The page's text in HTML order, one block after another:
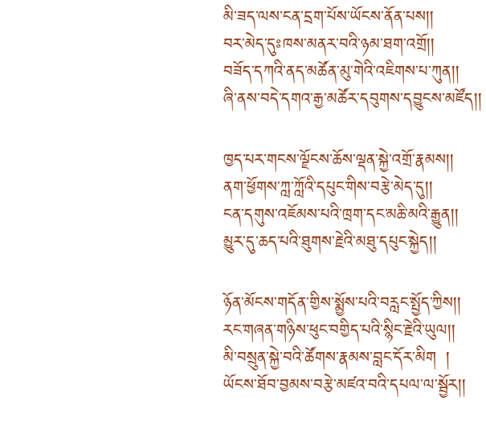
མི་ཟད་ལས་ངན་དྲག་པོས་ཡོངས་ནོན་པས། །
བར་མེད་དུཿཁས་མནར་བའི་ཉམ་ཐག་འགྲོ། །
བཟོད་དཀའི་ནད་མཚོན་མུ་གེའི་འཇིགས་པ་ཀུན། །
ཞི་ནས་བདེ་དགའ་རྒྱ་མཚོར་དབུགས་དབྱུངས་མཛོད། །
ཁྱད་པར་གངས་ལྗོངས་ཆོས་ལྡན་སྐྱེ་འགྲོ་རྣམས། །
ནག་ཕྱོགས་ཀླ་ཀློའི་དཔུང་གིས་བརྩེ་མེད་དུ། །
ངན་དགུས་འཇོམས་པའི་ཁྲག་དང་མཆི་མའི་རྒྱུན། །
མྱུར་དུ་ཆད་པའི་ཐུགས་རྗེའི་མཐུ་དཔུང་སྐྱེད། །
ཉོན་མོངས་གདོན་གྱིས་སྨྱོས་པའི་བརླང་སྤྱོད་ཀྱིས། །
རང་གཞན་གཉིས་ཕུང་བགྱིད་པའི་སྙིང་རྗེའི་ཡུལ། །
མི་བསྲུན་སྐྱེ་བའི་ཚོགས་རྣམས་བླང་དོར་མིག །
ཡོངས་ཐོབ་བྱམས་བརྩེ་མཛའ་བའི་དཔལ་ལ་སྦྱོར། །